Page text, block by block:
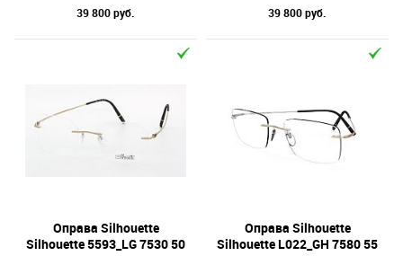
39 800 руб. 39 800 руб.
Оправа Silhouette
Silhouette 5593_LG 7530 50
Оправа Silhouette
Silhouette L022_GH 7580 55